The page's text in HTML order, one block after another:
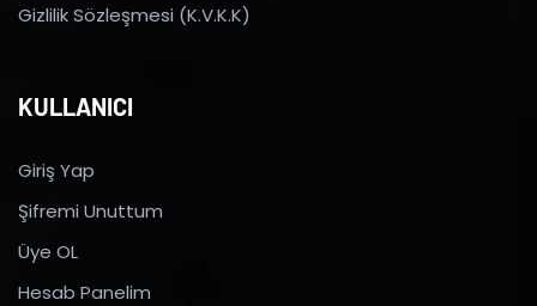
Gizlilik Sözleşmesi (K.V.K.K)
KULLANICI
Giriş Yap
Şifremi Unuttum
Üye OL
Hesab Panelim